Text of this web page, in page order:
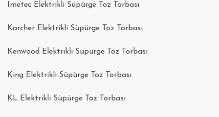
Imetec Elektrikli Süpürge Toz Torbası
Karcher Elektrikli Süpürge Toz Torbası
Kenwood Elektrikli Süpürge Toz Torbası
King Elektrikli Süpürge Toz Torbası
KL Elektrikli Süpürge Toz Torbası